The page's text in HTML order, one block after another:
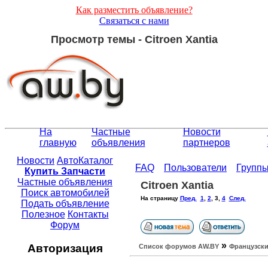
Как разместить объявление?
Связаться с нами
Просмотр темы - Citroen Xantia
На
главную
Частные
объявления
Новости
партнеров
Новости АвтоКаталог
Купить Запчасти
Частные объявления
Поиск автомобилей
Подать объявление
Полезное Контакты
Форум
Авторизация
FAQ Пользователи
Citroen Xantia
На страницу Пред. 1 2 3, 4 След.
Список форумов АW.BY »